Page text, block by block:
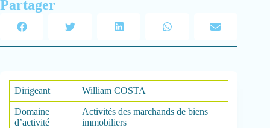
Partager
Dirigeant William COSTA
Domaine
d’activité
Activités des marchands de biens
immobiliers